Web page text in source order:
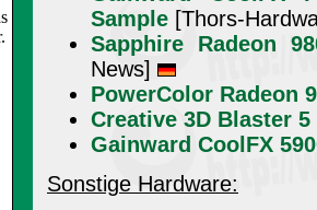
Sample [Thors-
Sapphire Radeon
News]
PowerColor Radeon
Creative 3D Blaster 5
Gainward CoolFX
Sonstige Hardware: